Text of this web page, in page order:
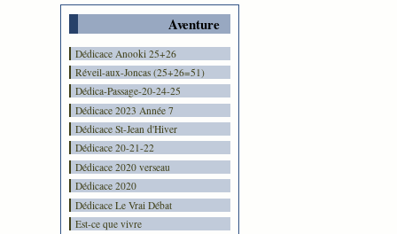
Aventure
Dédicace Anooki 25+26
Réveil-aux-Joncas (25+26=51)
Dédica-Passage-20-24-25
Dédicace 2023 Année 7
Dédicace St-Jean d'Hiver
Dédicace 20-21-22
Dédicace 2020 verseau
Dédicace 2020
Dédicace Le Vrai Débat
Est-ce que vivre